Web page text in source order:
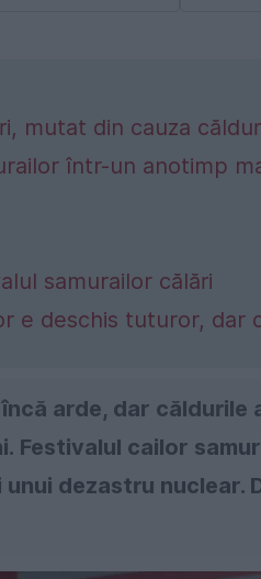
mutat din cauza
într-un anotimp
samurailor călări
e deschis tuturor, dar
arde, dar căldurile
Festivalul cailor
dezastru nuclear.